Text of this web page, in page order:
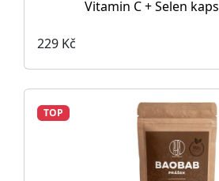
Vitamin C + Selen
229 Kč
TOP